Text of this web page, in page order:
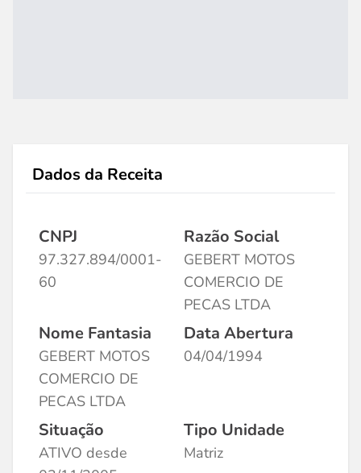
Dados da Receita
CNPJ
97.327.894/0001-
60
Razão Social
GEBERT MOTOS
COMERCIO DE
PECAS LTDA
Nome Fantasia
GEBERT MOTOS
COMERCIO DE
PECAS LTDA
Data Abertura
04/04/1994
Situação
ATIVO desde
Tipo Unidade
Matriz